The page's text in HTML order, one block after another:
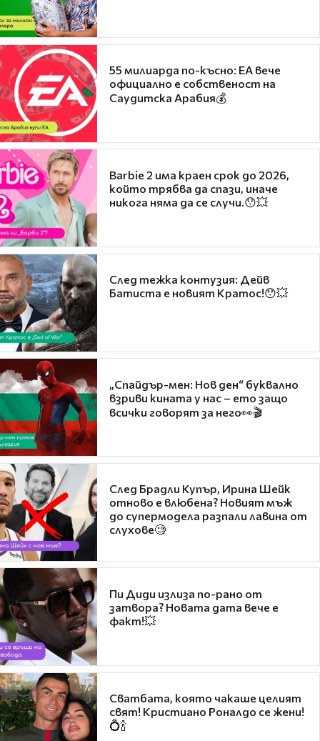
55 милиарда по-късно: EA вече
официално е собственост на
Саудитска Арабия💰
Barbie 2 има краен срок до 2026,
който трябва да спази, иначе
никога няма да се случи.😯💥
След тежка контузия: Дейв
Батиста е новият Кратос!😯💥
„Спайдър-мен: Нов ден“ буквално
взриви кината у нас – ето защо
всички говорят за него👀🎬
След Брадли Купър, Ирина Шейк
отново е влюбена? Новият мъж
до супермодела разпали лавина от
слухове🧐
Пи Диди излиза по-рано от
затвора? Новата дата вече е
факт!💥
Сватбата, която чакаше целият
свят! Кристиано Роналдо се жени!
💍🍾